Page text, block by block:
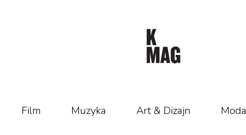
Film Muzyka Art & Dizajn Moda